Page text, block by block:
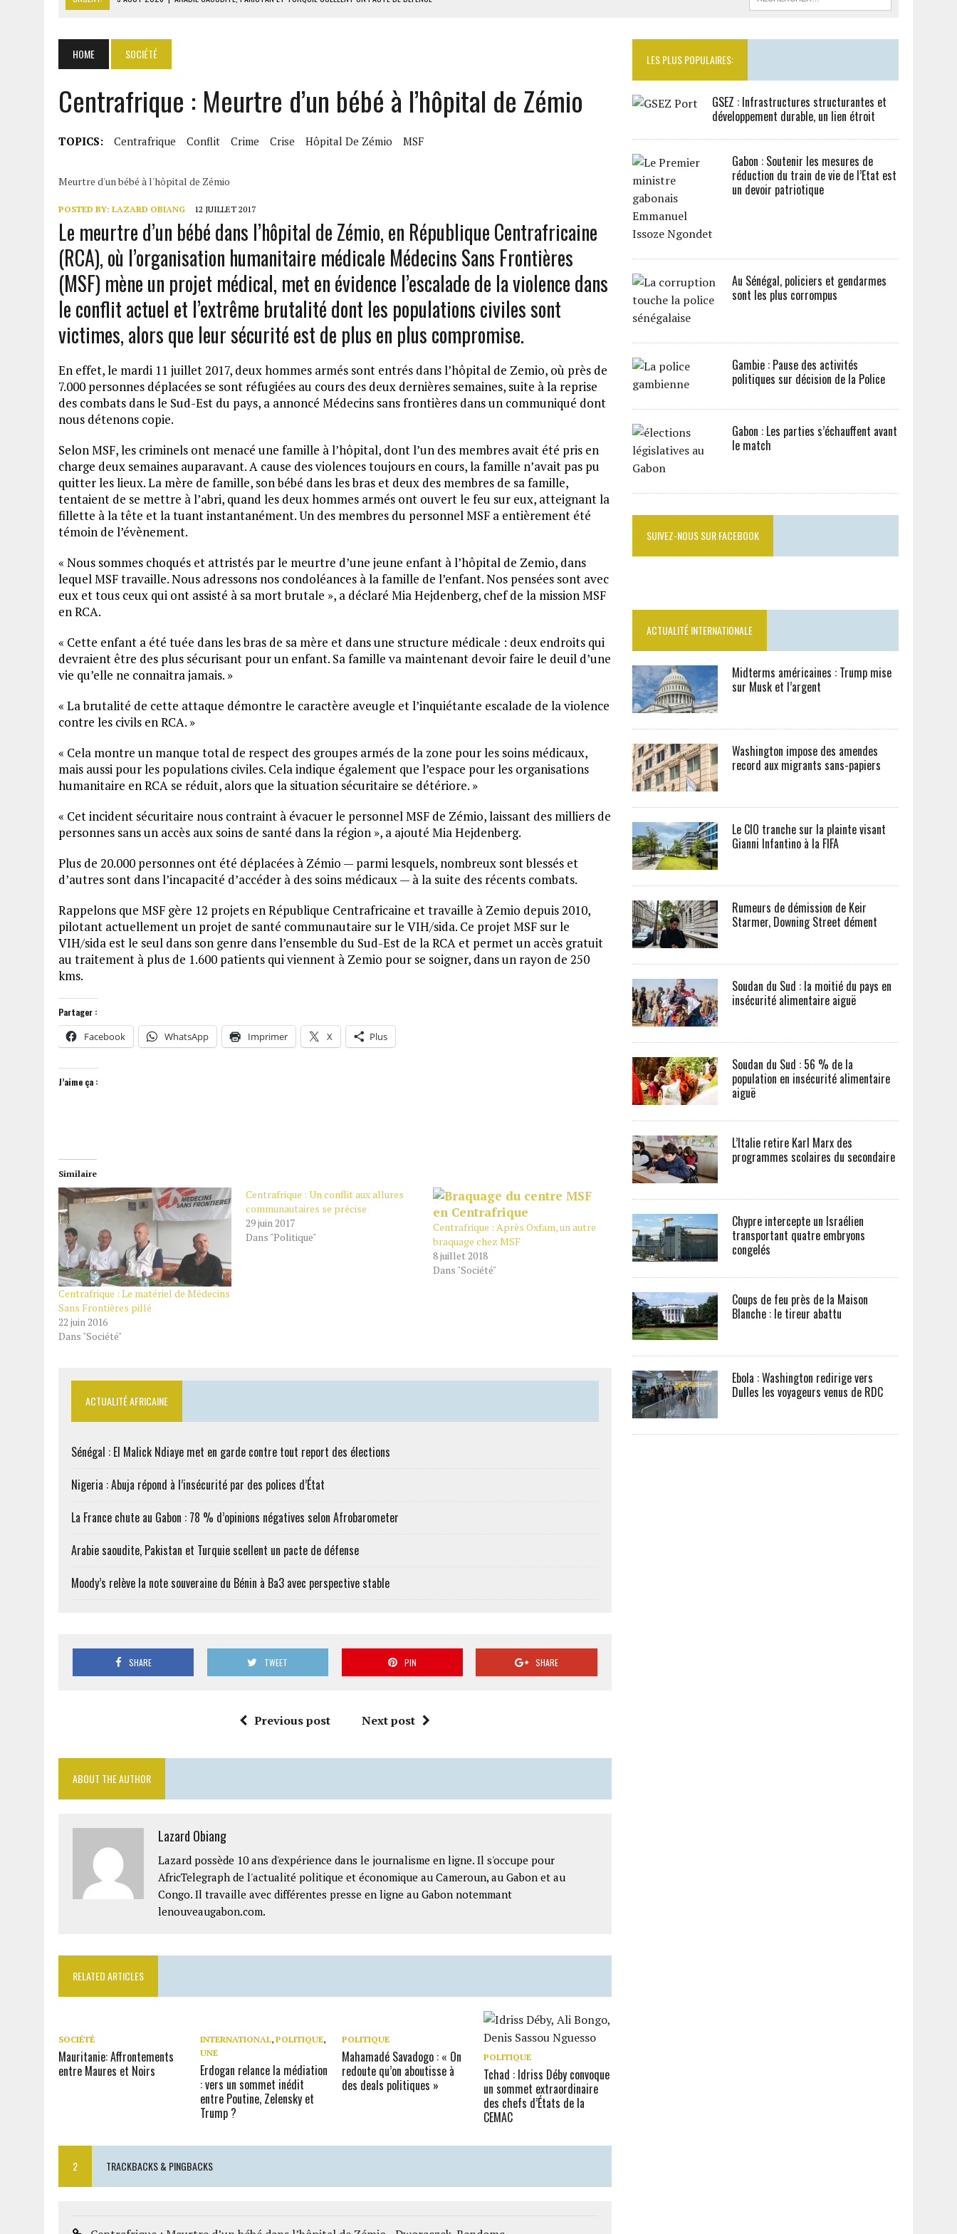
SÉNÉGAL : EL MALICK NDIAYE MET EN GARDE CONTRE TOUT REPORT DES ÉLECTIONS
9 AOÛT 2026 | NIGERIA : ABUJA RÉPOND À L’INSÉCURITÉ PAR DES POLICES D’ÉTAT
9 AOÛT 2026
LA FRANCE CHUTE AU GABON : 78 % D’OPINIONS NÉGATIVES SELON AFROBAROMETER
HOME SOCIÉTÉ
Centrafrique : Meurtre d’un bébé à l’hôpital de Zémio
TOPICS: Centrafrique Conflit Crime Crise Hôpital De Zémio MSF
Meurtre d'un bébé à l'hôpital de Zémio
POSTED BY: LAZARD OBIANG 12 JUILLET 2017
Le meurtre d’un bébé dans l’hôpital de Zémio, en République Centrafricaine
(RCA), où l’organisation humanitaire médicale Médecins Sans Frontières
(MSF) mène un projet médical, met en évidence l’escalade de la violence dans
le conflit actuel et l’extrême brutalité dont les populations civiles sont
victimes, alors que leur sécurité est de plus en plus compromise.
En effet, le mardi 11 juillet 2017, deux hommes armés sont entrés dans l’hôpital de Zemio, où près de
7.000 personnes déplacées se sont réfugiées au cours des deux dernières semaines, suite à la reprise
des combats dans le Sud-Est du pays, a annoncé Médecins sans frontières dans un communiqué dont
nous détenons copie.
Selon MSF, les criminels ont menacé une famille à l’hôpital, dont l’un des membres avait été pris en
charge deux semaines auparavant. A cause des violences toujours en cours, la famille n’avait pas pu
quitter les lieux. La mère de famille, son bébé dans les bras et deux des membres de sa famille,
tentaient de se mettre à l’abri, quand les deux hommes armés ont ouvert le feu sur eux, atteignant la
fillette à la tête et la tuant instantanément. Un des membres du personnel MSF a entièrement été
témoin de l’évènement.
« Nous sommes choqués et attristés par le meurtre d’une jeune enfant à l’hôpital de Zemio, dans
lequel MSF travaille. Nous adressons nos condoléances à la famille de l’enfant. Nos pensées sont avec
eux et tous ceux qui ont assisté à sa mort brutale », a déclaré Mia Hejdenberg, chef de la mission MSF
en RCA.
« Cette enfant a été tuée dans les bras de sa mère et dans une structure médicale : deux endroits qui
devraient être des plus sécurisant pour un enfant. Sa famille va maintenant devoir faire le deuil d’une
vie qu’elle ne connaitra jamais. »
« La brutalité de cette attaque démontre le caractère aveugle et l’inquiétante escalade de la violence
contre les civils en RCA. »
« Cela montre un manque total de respect des groupes armés de la zone pour les soins médicaux,
mais aussi pour les populations civiles. Cela indique également que l’espace pour les organisations
humanitaire en RCA se réduit, alors que la situation sécuritaire se détériore. »
« Cet incident sécuritaire nous contraint à évacuer le personnel MSF de Zémio, laissant des milliers de
personnes sans un accès aux soins de santé dans la région », a ajouté Mia Hejdenberg.
Plus de 20.000 personnes ont été déplacées à Zémio — parmi lesquels, nombreux sont blessés et
d’autres sont dans l’incapacité d’accéder à des soins médicaux — à la suite des récents combats.
Rappelons que MSF gère 12 projets en République Centrafricaine et travaille à Zemio depuis 2010,
pilotant actuellement un projet de santé communautaire sur le VIH/sida. Ce projet MSF sur le
VIH/sida est le seul dans son genre dans l’ensemble du Sud-Est de la RCA et permet un accès gratuit
au traitement à plus de 1.600 patients qui viennent à Zemio pour se soigner, dans un rayon de 250
kms.
Partager :
Facebook WhatsApp Imprimer X Plus
J’aime ça :
Similaire
Centrafrique : Le matériel de Médecins
Sans Frontières pillé
22 juin 2016
Dans "Société"
Centrafrique : Un conflit aux allures
communautaires se précise
29 juin 2017
Dans "Politique"
Centrafrique : Après Oxfam, un autre
braquage chez MSF
8 juillet 2018
Dans "Société"
ACTUALITÉ AFRICAINE
Sénégal : El Malick Ndiaye met en garde contre tout report des élections
Nigeria : Abuja répond à l’insécurité par des polices d’État
La France chute au Gabon : 78 % d’opinions négatives selon Afrobarometer
Arabie saoudite, Pakistan et Turquie scellent un pacte de défense
Moody’s relève la note souveraine du Bénin à Ba3 avec perspective stable
SHARE TWEET PIN SHARE
Previous post Next post
ABOUT THE AUTHOR
Lazard Obiang
Lazard possède 10 ans d'expérience dans le journalisme en ligne. Il s'occupe pour
AfricTelegraph de l'actualité politique et économique au Cameroun, au Gabon et au
Congo. Il travaille avec différentes presse en ligne au Gabon notemmant
lenouveaugabon.com.
RELATED ARTICLES
SOCIÉTÉ
Mauritanie: Affrontements
entre Maures et Noirs
INTERNATIONAL,POLITIQUE,
UNE
Erdogan relance la médiation
: vers un sommet inédit
entre Poutine, Zelensky et
Trump ?
POLITIQUE
Mahamadé Savadogo : « On
redoute qu’on aboutisse à
des deals politiques »
POLITIQUE
Tchad : Idriss Déby convoque
un sommet extraordinaire
des chefs d’États de la
CEMAC
2 TRACKBACKS & PINGBACKS
LES PLUS POPULAIRES:
GSEZ : Infrastructures structurantes et
développement durable, un lien étroit
Gabon : Soutenir les mesures de
réduction du train de vie de l’Etat est
un devoir patriotique
Au Sénégal, policiers et gendarmes
sont les plus corrompus
Gambie : Pause des activités
politiques sur décision de la Police
Gabon : Les parties s’échauffent avant
le match
SUIVEZ-NOUS SUR FACEBOOK
ACTUALITÉ INTERNATIONALE
Midterms américaines : Trump mise
sur Musk et l’argent
Washington impose des amendes
record aux migrants sans-papiers
Le CIO tranche sur la plainte visant
Gianni Infantino à la FIFA
Rumeurs de démission de Keir
Starmer, Downing Street dément
Soudan du Sud : la moitié du pays en
insécurité alimentaire aiguë
Soudan du Sud : 56 % de la
population en insécurité alimentaire
aiguë
L’Italie retire Karl Marx des
programmes scolaires du secondaire
Chypre intercepte un Israélien
transportant quatre embryons
congelés
Coups de feu près de la Maison
Blanche : le tireur abattu
Ebola : Washington redirige vers
Dulles les voyageurs venus de RDC